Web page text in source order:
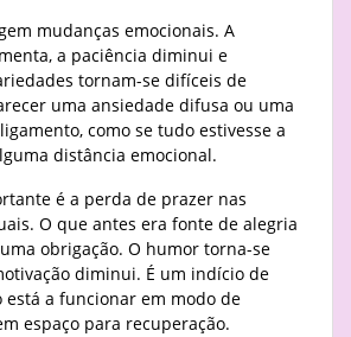
mudanças emocionais. A
a paciência diminui e
tornam-se difíceis de
uma ansiedade difusa ou uma
como se tudo estivesse a
distância emocional.
é a perda de prazer nas
O que antes era fonte de alegria
obrigação. O humor torna-se
diminui. É um indício de
está a funcionar em modo de
espaço para recuperação.